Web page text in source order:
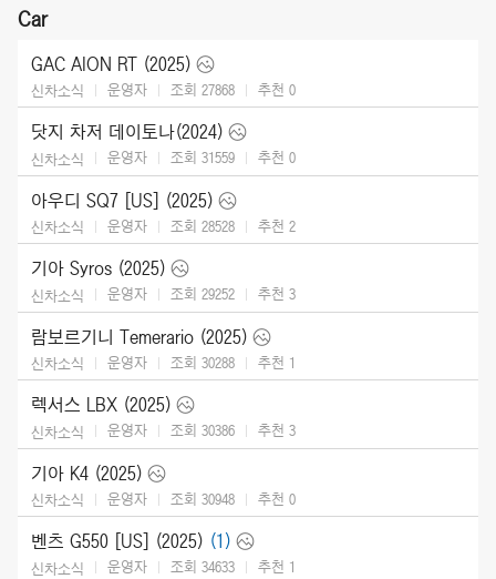
Car
GAC AION RT (2025)
신차소식 운영자 조회 27868 추천 0
닷지 차저 데이토나(2024)
신차소식 운영자 조회 31559 추천 0
아우디 SQ7 [US] (2025)
신차소식 운영자 조회 28528 추천 2
기아 Syros (2025)
신차소식 운영자 조회 29252 추천 3
람보르기니 Temerario (2025)
신차소식 운영자 조회 30288 추천 1
렉서스 LBX (2025)
신차소식 운영자 조회 30386 추천 3
기아 K4 (2025)
신차소식 운영자 조회 30948 추천 0
벤츠 G550 [US] (2025) (1)
신차소식 운영자 조회 34633 추천 1